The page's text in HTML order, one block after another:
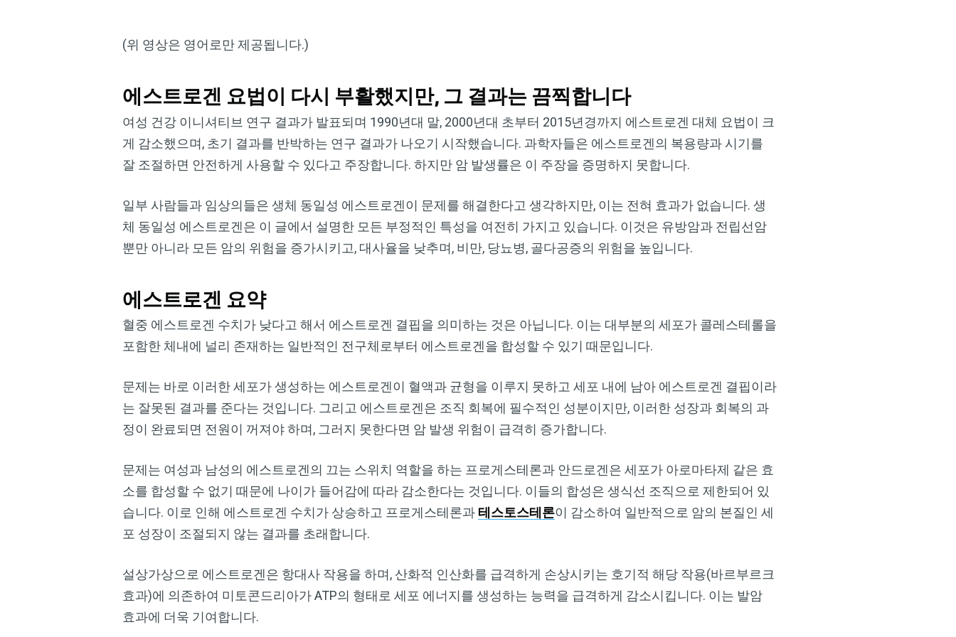
(위 영상은 영어로만 제공됩니다.)
에스트로겐 요법이 다시 부활했지만, 그 결과는 끔찍합니다
여성 건강 이니셔티브 연구 결과가 발표되며 1990년대 말, 2000년대 초부터 2015년경까지 에스트로겐 대체 요법이 크
게 감소했으며, 초기 결과를 반박하는 연구 결과가 나오기 시작했습니다. 과학자들은 에스트로겐의 복용량과 시기를
잘 조절하면 안전하게 사용할 수 있다고 주장합니다. 하지만 암 발생률은 이 주장을 증명하지 못합니다.
일부 사람들과 임상의들은 생체 동일성 에스트로겐이 문제를 해결한다고 생각하지만, 이는 전혀 효과가 없습니다. 생
체 동일성 에스트로겐은 이 글에서 설명한 모든 부정적인 특성을 여전히 가지고 있습니다. 이것은 유방암과 전립선암
뿐만 아니라 모든 암의 위험을 증가시키고, 대사율을 낮추며, 비만, 당뇨병, 골다공증의 위험을 높입니다.
에스트로겐 요약
혈중 에스트로겐 수치가 낮다고 해서 에스트로겐 결핍을 의미하는 것은 아닙니다. 이는 대부분의 세포가 콜레스테롤을
포함한 체내에 널리 존재하는 일반적인 전구체로부터 에스트로겐을 합성할 수 있기 때문입니다.
문제는 바로 이러한 세포가 생성하는 에스트로겐이 혈액과 균형을 이루지 못하고 세포 내에 남아 에스트로겐 결핍이라
는 잘못된 결과를 준다는 것입니다. 그리고 에스트로겐은 조직 회복에 필수적인 성분이지만, 이러한 성장과 회복의 과
정이 완료되면 전원이 꺼져야 하며, 그러지 못한다면 암 발생 위험이 급격히 증가합니다.
문제는 여성과 남성의 에스트로겐의 끄는 스위치 역할을 하는 프로게스테론과 안드로겐은 세포가 아로마타제 같은 효
소를 합성할 수 없기 때문에 나이가 들어감에 따라 감소한다는 것입니다. 이들의 합성은 생식선 조직으로 제한되어 있
습니다. 이로 인해 에스트로겐 수치가 상승하고 프로게스테론과 테스토스테론이 감소하여 일반적으로 암의 본질인 세
포 성장이 조절되지 않는 결과를 초래합니다.
설상가상으로 에스트로겐은 항대사 작용을 하며, 산화적 인산화를 급격하게 손상시키는 호기적 해당 작용(바르부르크
효과)에 의존하여 미토콘드리아가 ATP의 형태로 세포 에너지를 생성하는 능력을 급격하게 감소시킵니다. 이는 발암
효과에 더욱 기여합니다.